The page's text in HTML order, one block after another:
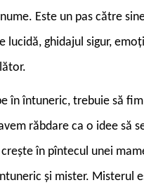
Este un pas către
lucidă, ghidajul sigur,
în întuneric, trebuie să
răbdare ca o idee să
în pîntecul unei
și mister. Misterul